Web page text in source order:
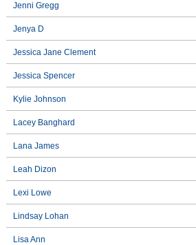
Jenni Gregg
Jenya D
Jessica Jane Clement
Jessica Spencer
Kylie Johnson
Lacey Banghard
Lana James
Leah Dizon
Lexi Lowe
Lindsay Lohan
Lisa Ann